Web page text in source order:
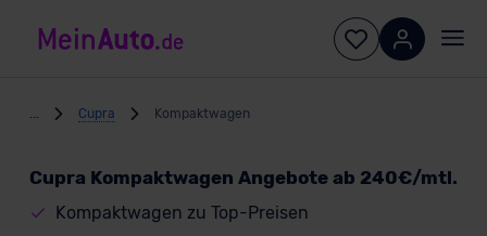
Cupra Kompaktwagen
Cupra Kompaktwagen Angebote ab 240€/mtl.
Kompaktwagen zu Top-Preisen